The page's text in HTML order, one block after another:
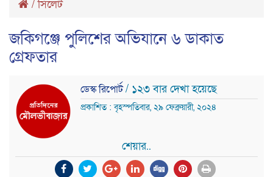
/সিলেট
জকিগঞ্জে পুলিশের অভিযানে ৬ ডাকাত
গ্রেফতার
ডেস্ক রিপোর্ট/ ১২৩ বার দেখা হয়েছে
প্রকাশিত : বৃহস্পতিবার, ২৯ ফেব্রুয়ারী, ২০২৪
শেয়ার..